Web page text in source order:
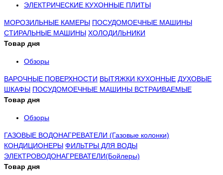
ЭЛЕКТРИЧЕСКИЕ КУХОННЫЕ ПЛИТЫ
МОРОЗИЛЬНЫЕ КАМЕРЫ ПОСУДОМОЕЧНЫЕ МАШИНЫ
СТИРАЛЬНЫЕ МАШИНЫ ХОЛОДИЛЬНИКИ
Товар дня
Обзоры
ВАРОЧНЫЕ ПОВЕРХНОСТИ ВЫТЯЖКИ КУХОННЫЕ ДУХОВЫЕ
ШКАФЫ ПОСУДОМОЕЧНЫЕ МАШИНЫ ВСТРАИВАЕМЫЕ
Товар дня
Обзоры
ГАЗОВЫЕ ВОДОНАГРЕВАТЕЛИ (Газовые колонки)
КОНДИЦИОНЕРЫ ФИЛЬТРЫ ДЛЯ ВОДЫ
ЭЛЕКТРОВОДОНАГРЕВАТЕЛИ(Бойлеры)
Товар дня